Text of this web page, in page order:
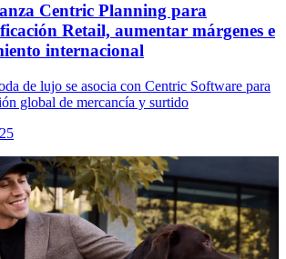
Centric Planning para
Retail, aumentar márgenes e
internacional
de lujo se asocia con Centric Software para
global de mercancía y surtido